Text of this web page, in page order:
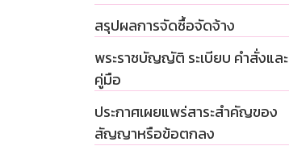
สรุปผลการจัดซื้อจัดจ้าง
พระราชบัญญัติ ระเบียบ คำสั่งและ
คู่มือ
ประกาศเผยแพร่สาระสำคัญของ
สัญญาหรือข้อตกลง